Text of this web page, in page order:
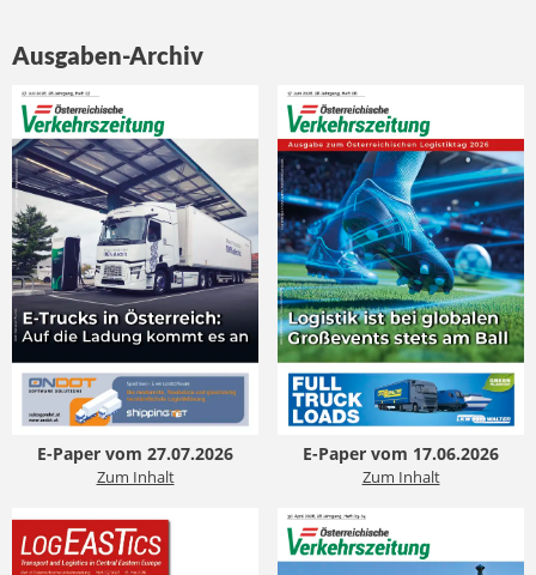
Ausgaben-Archiv
E-Paper vom 27.07.2026
Zum Inhalt
E-Paper vom 17.06.2026
Zum Inhalt